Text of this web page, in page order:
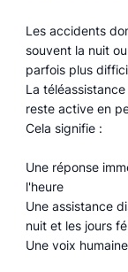
Les accidents
souvent la nuit
parfois plus
La
reste active en
Cela signifie :
Une réponse
l'heure
Une assistance
nuit et les jours
Une voix